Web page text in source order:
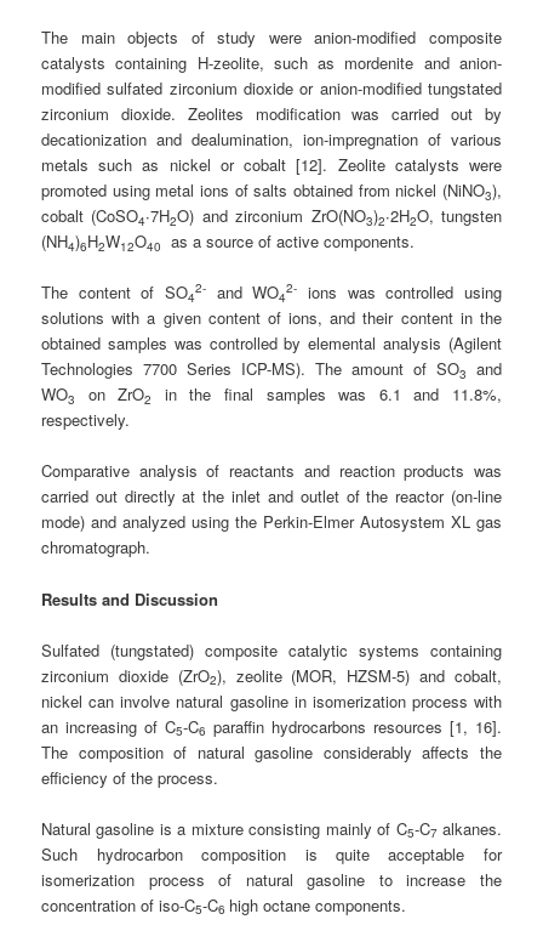
The main objects of study were anion-modified composite
catalysts containing H-zeolite, such as mordenite and anion-
modified sulfated zirconium dioxide or anion-modified tungstated
zirconium dioxide. Zeolites modification was carried out by
decationization and dealumination, ion-impregnation of various
metals such as nickel or cobalt [12]. Zeolite catalysts were
promoted using metal ions of salts obtained from nickel (NiNO3),
cobalt (CoSO4∙7H2O) and zirconium ZrO(NO3)2∙2H2O, tungsten
(NH4)6H2W12O40 as a source of active components.
The content of SO4
2- and WO4
2-
ions was controlled using
solutions with a given content of ions, and their content in the
obtained samples was controlled by elemental analysis (Agilent
Technologies 7700 Series ICP-MS). The amount of SO3
and
WO3 on ZrO2
in the final samples was 6.1 and 11.8%,
respectively.
Comparative analysis of reactants and reaction products was
carried out directly at the inlet and outlet of the reactor (on-line
mode) and analyzed using the Perkin-Elmer Autosystem XL gas
chromatograph.
Results and Discussion
Sulfated (tungstated) composite catalytic systems containing
zirconium dioxide (ZrO2), zeolite (MOR, HZSM-5) and cobalt,
nickel can involve natural gasoline in isomerization process with
an increasing of C5-C6 paraffin hydrocarbons resources [1, 16].
The composition of natural gasoline considerably affects the
efficiency of the process.
Natural gasoline is a mixture consisting mainly of C5-C7alkanes.
Such hydrocarbon composition is quite acceptable for
isomerization process of natural gasoline to increase the
concentration of iso-C5-C6 high octane components.